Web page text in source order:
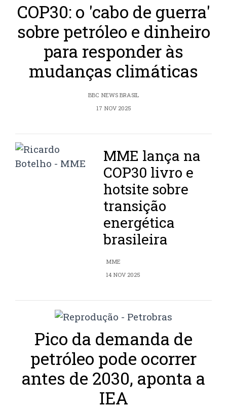
COP30: o 'cabo de guerra'
sobre petróleo e dinheiro
para responder às
mudanças climáticas
BBC NEWS BRASIL
17 NOV 2025
MME lança na
COP30 livro e
hotsite sobre
transição
energética
brasileira
MME
14 NOV 2025
Pico da demanda de
petróleo pode ocorrer
antes de 2030, aponta a
IEA